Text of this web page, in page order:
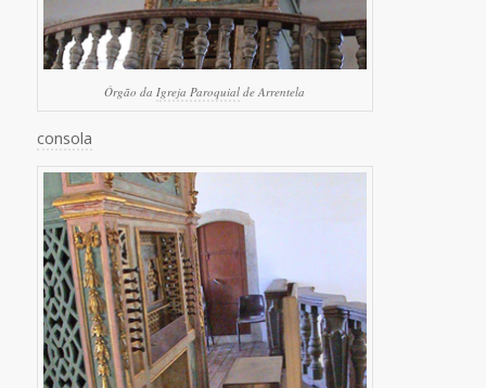
Órgão da Igreja Paroquial de Arrentela
consola